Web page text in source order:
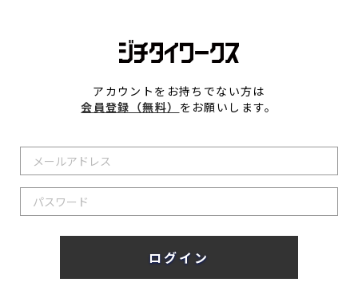
アカウントをお持ちでない方は
会員登録（無料） をお願いします。